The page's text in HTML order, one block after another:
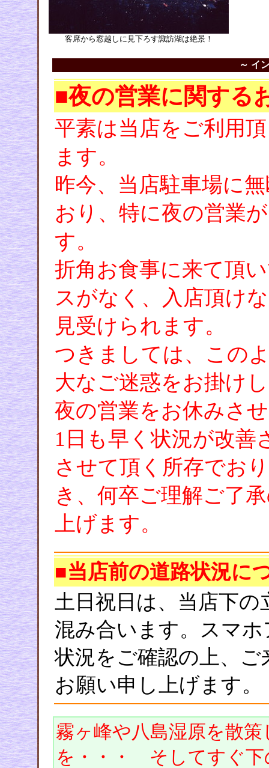
客席から窓越しに見下ろす諏訪湖は絶景！
～ イ
■夜の営業に関する
平素は当店をご利用
ます。
昨今、当店駐車場に
おり、特に夜の営業
す。
折角お食事に来て頂
スがなく、入店頂け
見受けられます。
つきましては、この
大なご迷惑をお掛け
夜の営業をお休みさ
1日も早く状況が改善
させて頂く所存でお
き、何卒ご理解ご了
上げます。
■当店前の道路状況に
土日祝日は、当店下
混み合います。スマ
状況をご確認の上、
お願い申し上げます。
霧ヶ峰や八島湿原を散
を・・・ そしてすぐ下